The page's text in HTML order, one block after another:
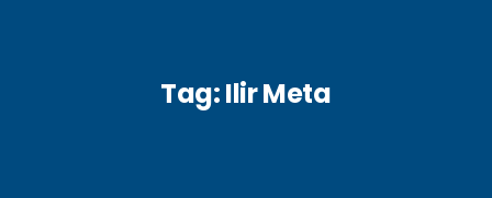
Tag:Ilir Meta